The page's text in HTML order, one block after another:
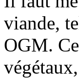
viande,
OGM.